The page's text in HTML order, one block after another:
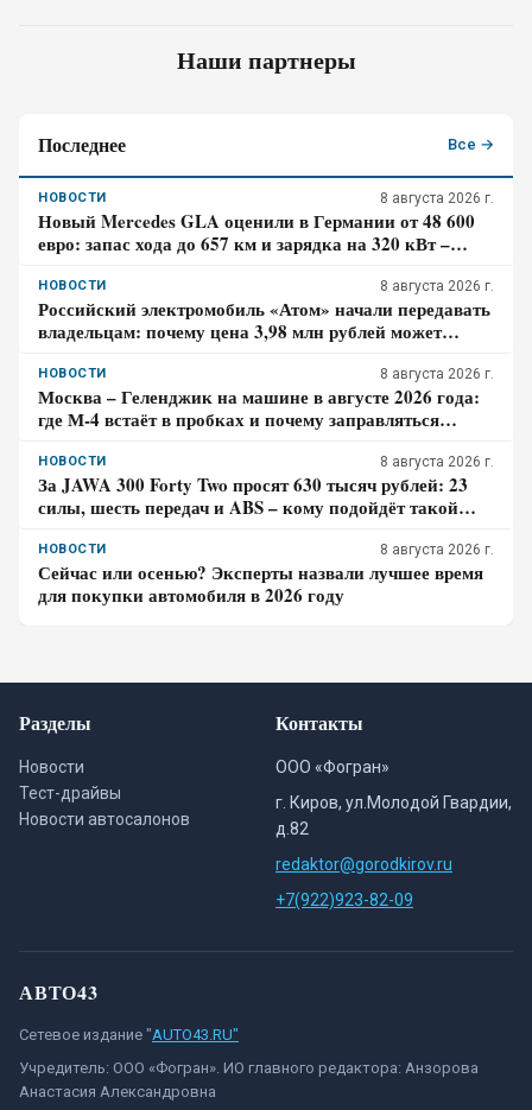
Наши партнеры
Последнее Все →
НОВОСТИ 8 августа 2026 г.
Новый Mercedes GLA оценили в Германии от 48 600
евро: запас хода до 657 км и зарядка на 320 кВт –
НОВОСТИ 8 августа 2026 г.
Российский электромобиль «Атом» начали передавать
владельцам: почему цена 3,98 млн рублей может
НОВОСТИ 8 августа 2026 г.
Москва – Геленджик на машине в августе 2026 года:
где М-4 встаёт в пробках и почему заправляться
НОВОСТИ 8 августа 2026 г.
За JAWA 300 Forty Two просят 630 тысяч рублей: 23
силы, шесть передач и ABS – кому подойдёт такой
НОВОСТИ 8 августа 2026 г.
Сейчас или осенью? Эксперты назвали лучшее время
для покупки автомобиля в 2026 году
Разделы
Новости
Тест-драйвы
Новости автосалонов
Контакты
ООО «Фогран»
г. Киров, ул.Молодой Гвардии,
д.82
redaktor@gorodkirov.ru
+7(922)923-82-09
АВТО43
Сетевое издание "AUTO43.RU"
Учредитель: ООО «Фогран». ИО главного редактора: Анзорова
Анастасия Александровна